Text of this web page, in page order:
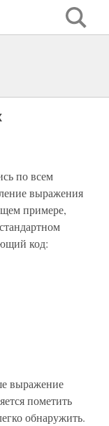
по всем
выражения
примере,
код:
выражение
пометить
обнаружить.